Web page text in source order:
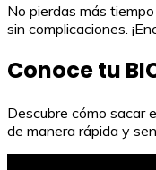
No pierdas más
sin complicaciones.
Conoce tu
Descubre cómo sacar
de manera rápida y